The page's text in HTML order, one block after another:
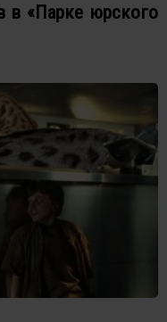
в «Парке юрского